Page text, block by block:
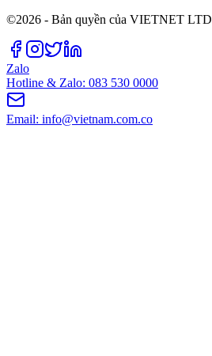
©2026 - Bản quyền của VIETNET LTD
Zalo
Hotline & Zalo: 083 530 0000
Email: info@vietnam.com.co